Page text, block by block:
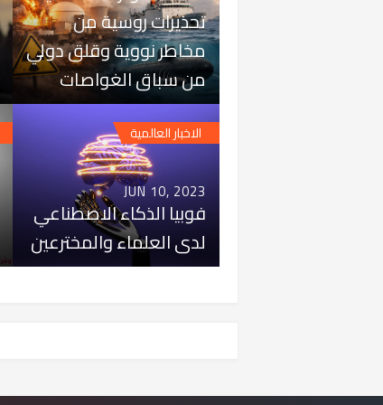
تحذيرات روسية من
مخاطر نووية وقلق دولي
من سباق الغواصات
الاخبار العالمية
JUN 10, 2023
فوبيا الذكاء الاصطناعي
لدى العلماء والمخترعين